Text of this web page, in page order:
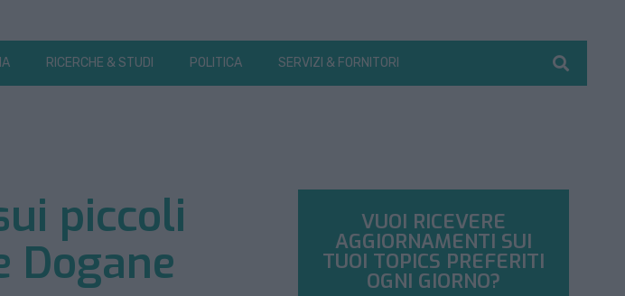
RICERCHE & STUDI POLITICA SERVIZI & FORNITORI
piccoli
Dogane
VUOI RICEVERE
AGGIORNAMENTI SUI
TUOI TOPICS PREFERITI
OGNI GIORNO?